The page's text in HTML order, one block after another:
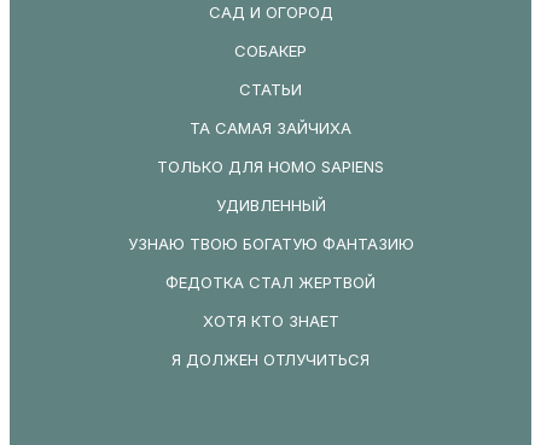
САД И ОГОРОД
СОБАКЕР
СТАТЬИ
ТА САМАЯ ЗАЙЧИХА
ТОЛЬКО ДЛЯ HOMO SAPIENS
УДИВЛЕННЫЙ
УЗНАЮ ТВОЮ БОГАТУЮ ФАНТАЗИЮ
ФЕДОТКА СТАЛ ЖЕРТВОЙ
ХОТЯ КТО ЗНАЕТ
Я ДОЛЖЕН ОТЛУЧИТЬСЯ